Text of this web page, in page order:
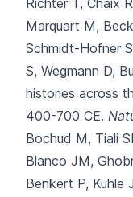
Richter T, Chaix
Marquart M,
Schmidt-Hofner
S, Wegmann D,
histories across
400-700 CE.
Bochud M, Tiali
Blanco JM,
Benkert P, Kuhle